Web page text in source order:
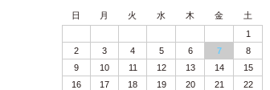
日 月 火 水 木 金
土
1
2
3 4 5 6 7
8
9
10 11 12 13 14
15
16
17 18 19 20 21
22